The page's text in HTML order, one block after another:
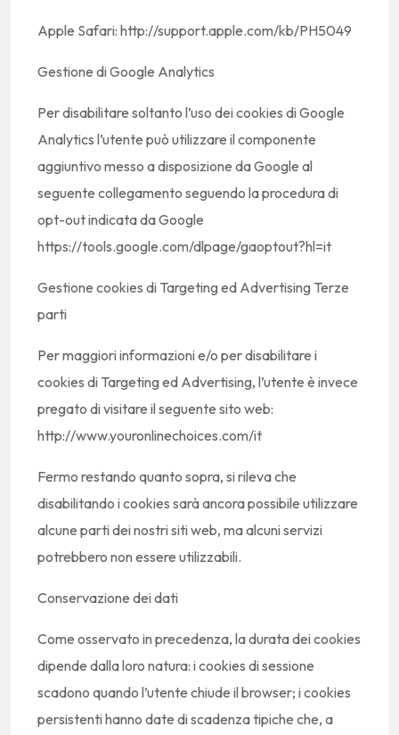
Apple Safari: http://support.apple.com/kb/PH5049
Gestione di Google Analytics
Per disabilitare soltanto l’uso dei cookies di Google
Analytics l’utente può utilizzare il componente
aggiuntivo messo a disposizione da Google al
seguente collegamento seguendo la procedura di
opt-out indicata da Google
https://tools.google.com/dlpage/gaoptout?hl=it
Gestione cookies di Targeting ed Advertising Terze
parti
Per maggiori informazioni e/o per disabilitare i
cookies di Targeting ed Advertising, l’utente è invece
pregato di visitare il seguente sito web:
http://www.youronlinechoices.com/it
Fermo restando quanto sopra, si rileva che
disabilitando i cookies sarà ancora possibile utilizzare
alcune parti dei nostri siti web, ma alcuni servizi
potrebbero non essere utilizzabili.
Conservazione dei dati
Come osservato in precedenza, la durata dei cookies
dipende dalla loro natura: i cookies di sessione
scadono quando l’utente chiude il browser; i cookies
persistenti hanno date di scadenza tipiche che, a